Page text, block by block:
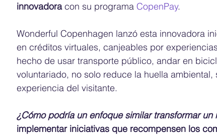
innovadora con su programa CopenPay.
Wonderful Copenhagen lanzó esta innovadora
en créditos virtuales, canjeables por
hecho de usar transporte público, andar en
voluntariado, no solo reduce la huella
experiencia del visitante.
¿Cómo podría un enfoque similar transformar
implementar iniciativas que recompensen los